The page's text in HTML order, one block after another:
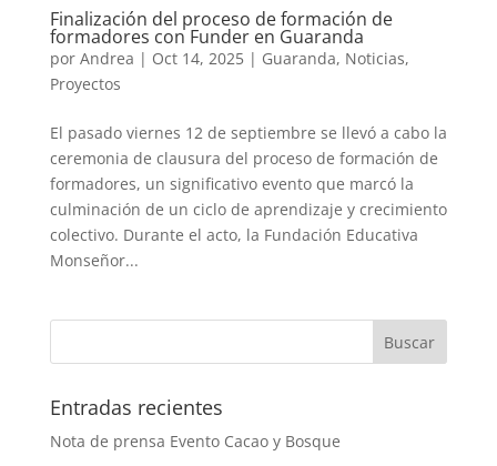
Finalización del proceso de formación de
formadores con Funder en Guaranda
por Andrea | Oct 14, 2025| Guaranda, Noticias,
Proyectos
El pasado viernes 12 de septiembre se llevó a cabo la
ceremonia de clausura del proceso de formación de
formadores, un significativo evento que marcó la
culminación de un ciclo de aprendizaje y crecimiento
colectivo. Durante el acto, la Fundación Educativa
Monseñor...
Entradas recientes
Nota de prensa Evento Cacao y Bosque